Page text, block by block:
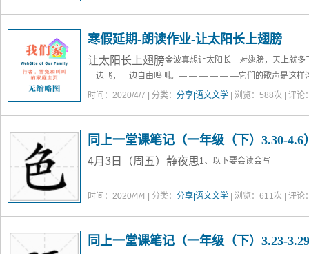
寒假延期-朗读作业-让太阳长上翅膀
让太阳长上翅膀金波真想让太阳长一对翅膀， 天上就多
一边飞，一边自由鸣叫。 — — — — — —它们的歌声是这样
孩子们看见了笑得更甜，盲人听见了也睁开眼睛。— — —
时间：2020/4/7 | 分类： 分享|语文文学 | 浏览： 588次 | 评论
同上一堂课笔记（一年级（下）3.30-4.6
4月3日（周五）静夜思1、以下要会读会写
时间：2020/4/4 | 分类： 分享|语文文学 | 浏览： 611次 | 评论
同上一堂课笔记（一年级（下）3.23-